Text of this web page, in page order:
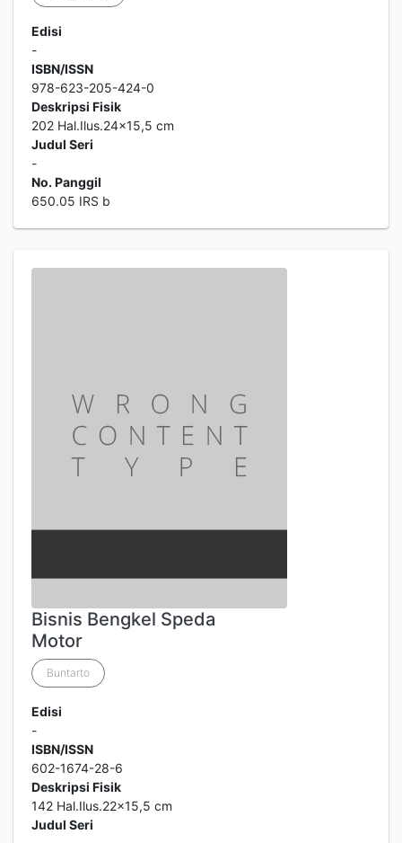
Edisi
-
ISBN/ISSN
978-623-205-424-0
Deskripsi Fisik
202 Hal.Ilus.24x15,5 cm
Judul Seri
-
No. Panggil
650.05 IRS b
Bisnis Bengkel Speda
Motor
Buntarto
Edisi
-
ISBN/ISSN
602-1674-28-6
Deskripsi Fisik
142 Hal.Ilus.22x15,5 cm
Judul Seri